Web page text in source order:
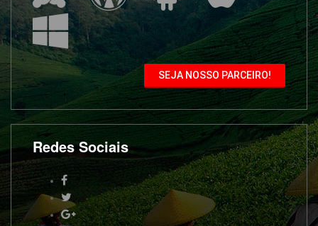
SEJA NOSSO PARCEIRO!
Redes Sociais